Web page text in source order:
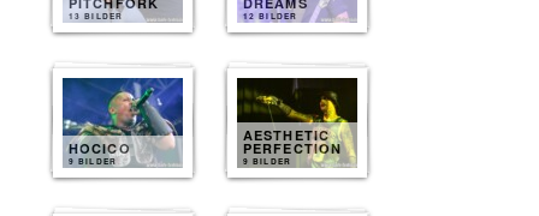
13 BILDER 12 BILDER
HOCICO
9 BILDER
AESTHETIC
PERFECTION
9 BILDER